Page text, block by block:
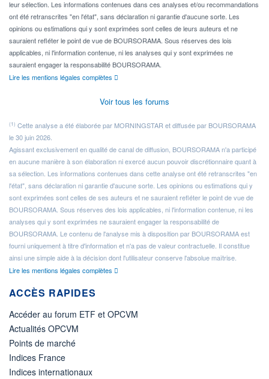
leur sélection. Les informations contenues dans ces analyses et/ou recommandations
ont été retranscrites "en l'état", sans déclaration ni garantie d'aucune sorte. Les
opinions ou estimations qui y sont exprimées sont celles de leurs auteurs et ne
sauraient refléter le point de vue de BOURSORAMA. Sous réserves des lois
applicables, ni l'information contenue, ni les analyses qui y sont exprimées ne
sauraient engager la responsabilité BOURSORAMA.
Lire les mentions légales complètes
Voir tous les forums
(1) Cette analyse a été élaborée par MORNINGSTAR et diffusée par BOURSORAMA
le 30 juin 2026.
Agissant exclusivement en qualité de canal de diffusion, BOURSORAMA n'a participé
en aucune manière à son élaboration ni exercé aucun pouvoir discrétionnaire quant à
sa sélection. Les informations contenues dans cette analyse ont été retranscrites "en
l'état", sans déclaration ni garantie d'aucune sorte. Les opinions ou estimations qui y
sont exprimées sont celles de ses auteurs et ne sauraient refléter le point de vue de
BOURSORAMA. Sous réserves des lois applicables, ni l'information contenue, ni les
analyses qui y sont exprimées ne sauraient engager la responsabilité de
BOURSORAMA. Le contenu de l'analyse mis à disposition par BOURSORAMA est
fourni uniquement à titre d'information et n'a pas de valeur contractuelle. Il constitue
ainsi une simple aide à la décision dont l'utilisateur conserve l'absolue maîtrise.
Lire les mentions légales complètes
ACCÈS RAPIDES
Accéder au forum ETF et OPCVM
Actualités OPCVM
Points de marché
Indices France
Indices internationaux